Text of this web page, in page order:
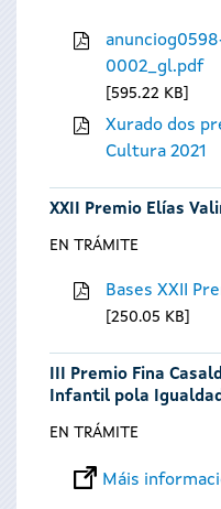
0002_gl.pdf
595.22 KB
Xurado dos
Cultura 2021
XXII Premio Elías
EN TRÁMITE
Bases XXII
250.05 KB
III Premio Fina
Infantil pola
EN TRÁMITE
Máis